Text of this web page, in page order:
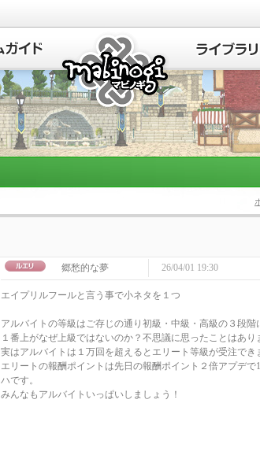
マビノギ
郷愁的な夢 26/04/01 19:30
エイプリルフールと言う事で小ネタを１つ
アルバイトの等級はご存じの通り初級・中級・高級の３段階
１番上がなぜ上級ではないのか？不思議に思ったことはあり
実はアルバイトは１万回を超えるとエリート等級が受注でき
エリートの報酬ポイントは先日の報酬ポイント２倍アプデで
ハです。
みんなもアルバイトいっぱいしましょう！